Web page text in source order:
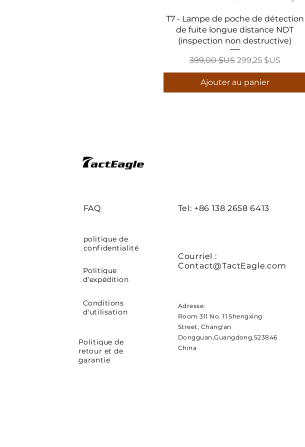
T7 - Lampe de poche de détection
de fuite longue distance NDT
(inspection non destructive)
Prix original
399,00 $US Prix promotionnel
299,25 $US
Ajouter au panier
FAQ Tel: +86 138 2658 6413
politique de
confidentialité
Politique
d'expédition
Conditions
d'utilisation
Politique de
retour et de
garantie
Courriel :
Contact@TactEagle.com
Adresse:
Room 311 No. 11 Shengxing
Street, Chang'an
Dongguan,Guangdong,523846
China